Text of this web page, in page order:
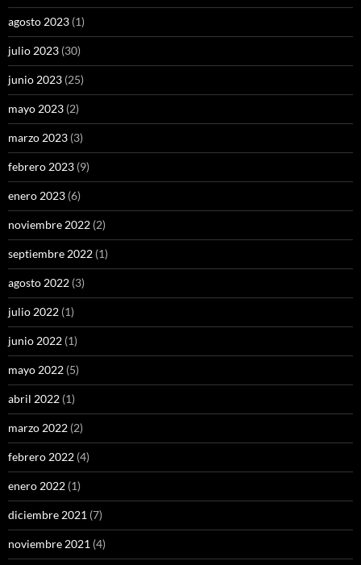
agosto 2023 (1)
julio 2023 (30)
junio 2023 (25)
mayo 2023 (2)
marzo 2023 (3)
febrero 2023 (9)
enero 2023 (6)
noviembre 2022 (2)
septiembre 2022 (1)
agosto 2022 (3)
julio 2022 (1)
junio 2022 (1)
mayo 2022 (5)
abril 2022 (1)
marzo 2022 (2)
febrero 2022 (4)
enero 2022 (1)
diciembre 2021 (7)
noviembre 2021 (4)